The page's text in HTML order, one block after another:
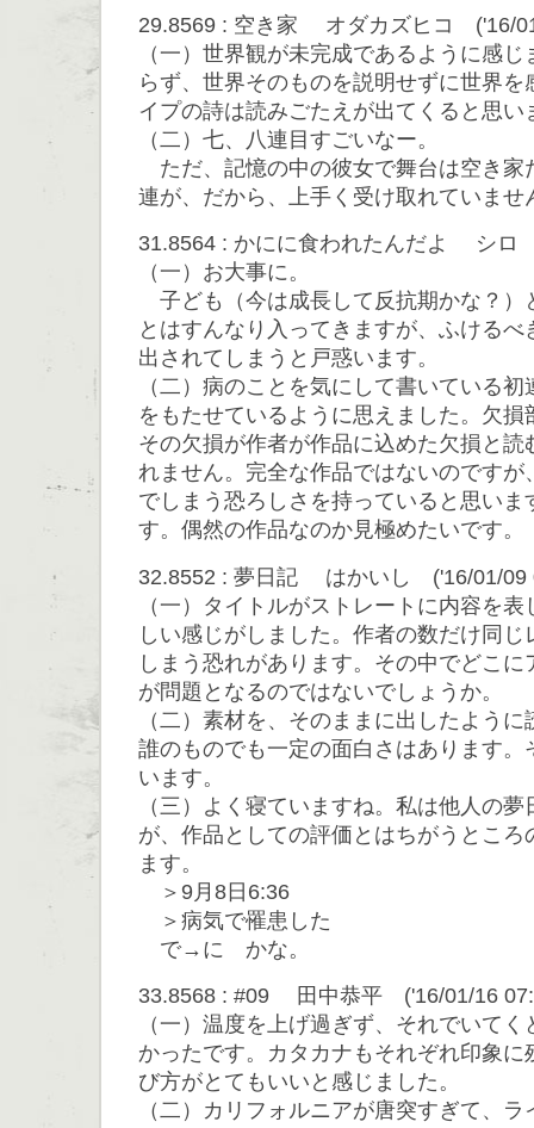
29.8569 : 空き家 オダカズヒコ ('16/
（一）世界観が未完成であるように感
らず、世界そのものを説明せずに世界
イプの詩は読みごたえが出てくると思い
（二）七、八連目すごいなー。
ただ、記憶の中の彼女で舞台は空き家
連が、だから、上手く受け取れていませ
31.8564 : かにに食われたんだよ シロ
（一）お大事に。
子ども（今は成長して反抗期かな？）
とはすんなり入ってきますが、ふける
出されてしまうと戸惑います。
（二）病のことを気にして書いている
をもたせているように思えました。欠
その欠損が作者が作品に込めた欠損と読
れません。完全な作品ではないのですが
でしまう恐ろしさを持っていると思いま
す。偶然の作品なのか見極めたいです。
32.8552 : 夢日記 はかいし ('16/01/09
（一）タイトルがストレートに内容を
しい感じがしました。作者の数だけ同
しまう恐れがあります。その中でどこ
が問題となるのではないでしょうか。
（二）素材を、そのままに出したよう
誰のものでも一定の面白さはあります。
います。
（三）よく寝ていますね。私は他人の
が、作品としての評価とはちがうところ
ます。
＞9月8日6:36
＞病気で罹患した
で→に かな。
33.8568 : #09 田中恭平 ('16/01/16
（一）温度を上げ過ぎず、それでいて
かったです。カタカナもそれぞれ印象に
び方がとてもいいと感じました。
（二）カリフォルニアが唐突すぎて、